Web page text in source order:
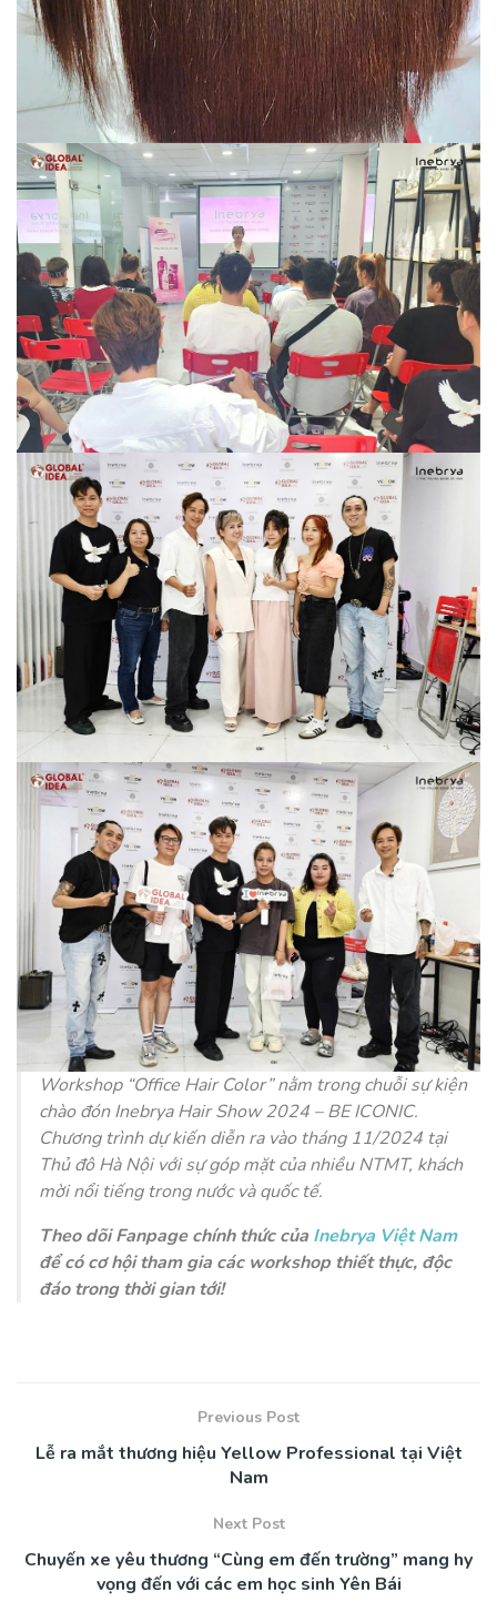
Workshop “Office Hair Color” nằm trong chuỗi sự kiện
chào đón Inebrya Hair Show 2024 – BE ICONIC.
Chương trình dự kiến diễn ra vào tháng 11/2024 tại
Thủ đô Hà Nội với sự góp mặt của nhiều NTMT, khách
mời nổi tiếng trong nước và quốc tế.
Theo dõi Fanpage chính thức của Inebrya Việt Nam
để có cơ hội tham gia các workshop thiết thực, độc
đáo trong thời gian tới!
Previous Post
Lễ ra mắt thương hiệu Yellow Professional tại Việt
Nam
Next Post
Chuyến xe yêu thương “Cùng em đến trường” mang hy
vọng đến với các em học sinh Yên Bái